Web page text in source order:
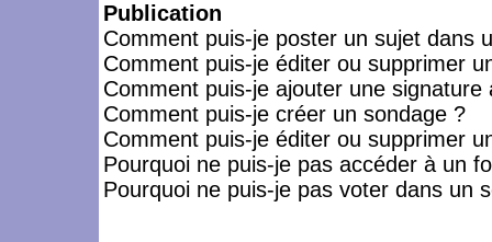
Publication
Comment puis-je poster un sujet dans
Comment puis-je éditer ou supprimer
Comment puis-je ajouter une signature
Comment puis-je créer un sondage ?
Comment puis-je éditer ou supprimer
Pourquoi ne puis-je pas accéder à un
Pourquoi ne puis-je pas voter dans un